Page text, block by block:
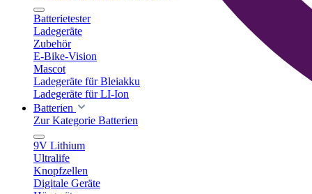
Batterietester
Ladegeräte
Zubehör
E-Bike-Vision
Mascot
Ladegeräte für Bleiakku
Ladegeräte für LI-Ion
Batterien
Zur Kategorie Batterien
9V Lithium
Ultralife
Knopfzellen
Digitale Geräte